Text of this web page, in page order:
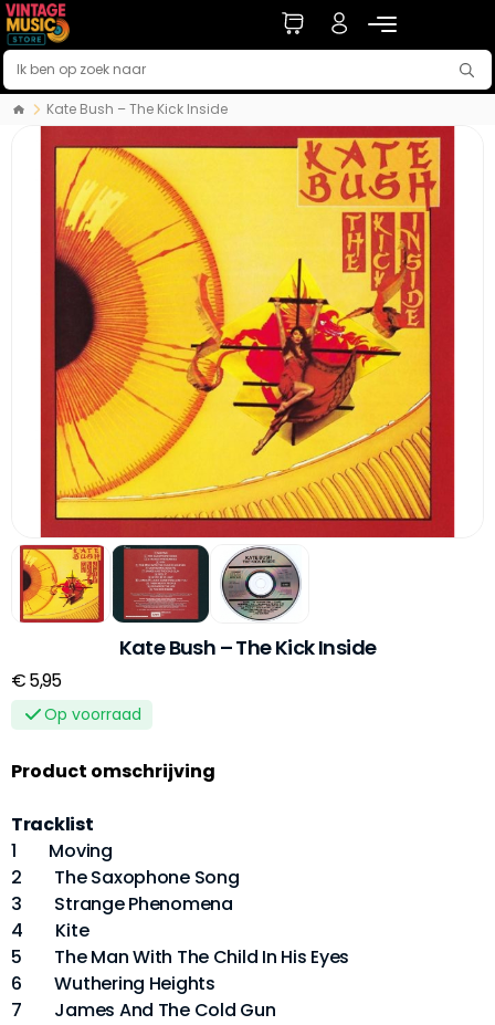
Kate Bush – The Kick Inside
Kate Bush – The Kick Inside
€ 5,95
Op voorraad
Product omschrijving
Tracklist
1 Moving
2 The Saxophone Song
3 Strange Phenomena
4 Kite
5 The Man With The Child In His Eyes
6 Wuthering Heights
7 James And The Cold Gun